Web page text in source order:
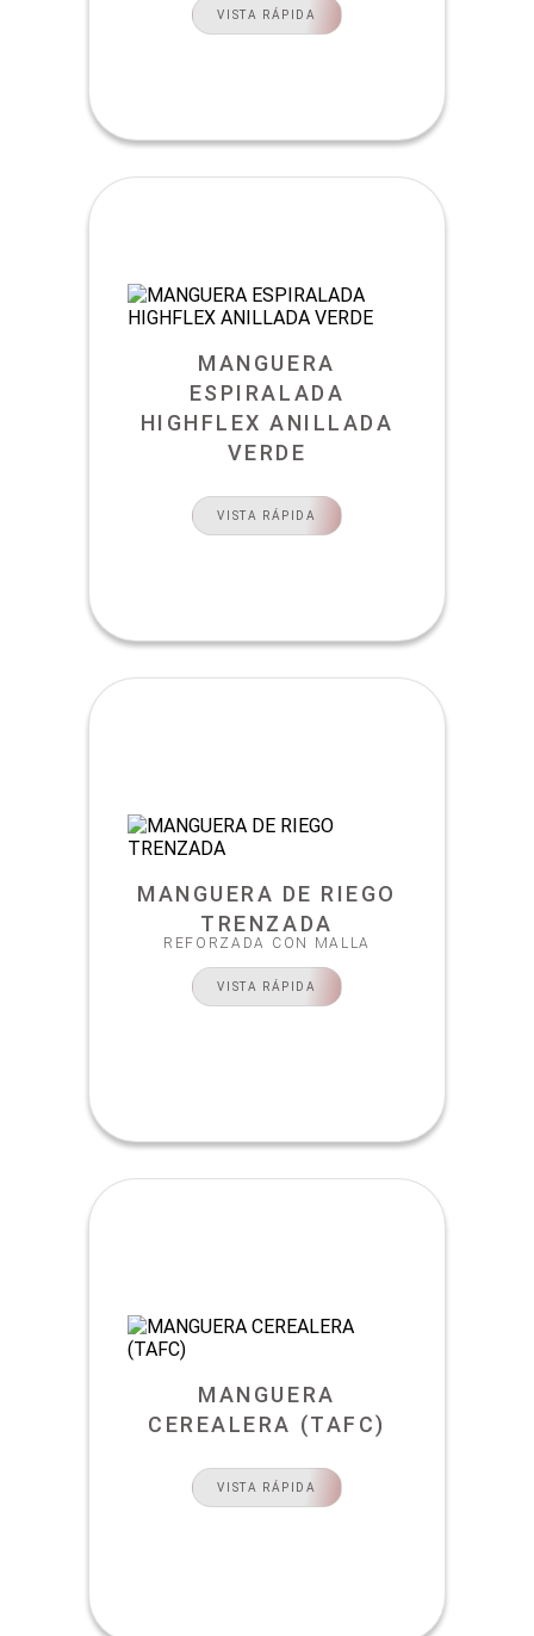
VISTA RÁPIDA
MANGUERA
ESPIRALADA
HIGHFLEX ANILLADA
VERDE
VISTA RÁPIDA
MANGUERA DE RIEGO
TRENZADA
REFORZADA CON MALLA
VISTA RÁPIDA
MANGUERA
CEREALERA (TAFC)
VISTA RÁPIDA